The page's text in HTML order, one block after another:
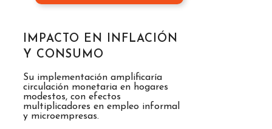
IMPACTO EN INFLACIÓN
Y CONSUMO
Su implementación amplificaría
circulación monetaria en hogares
modestos, con efectos
multiplicadores en empleo informal
y microempresas.